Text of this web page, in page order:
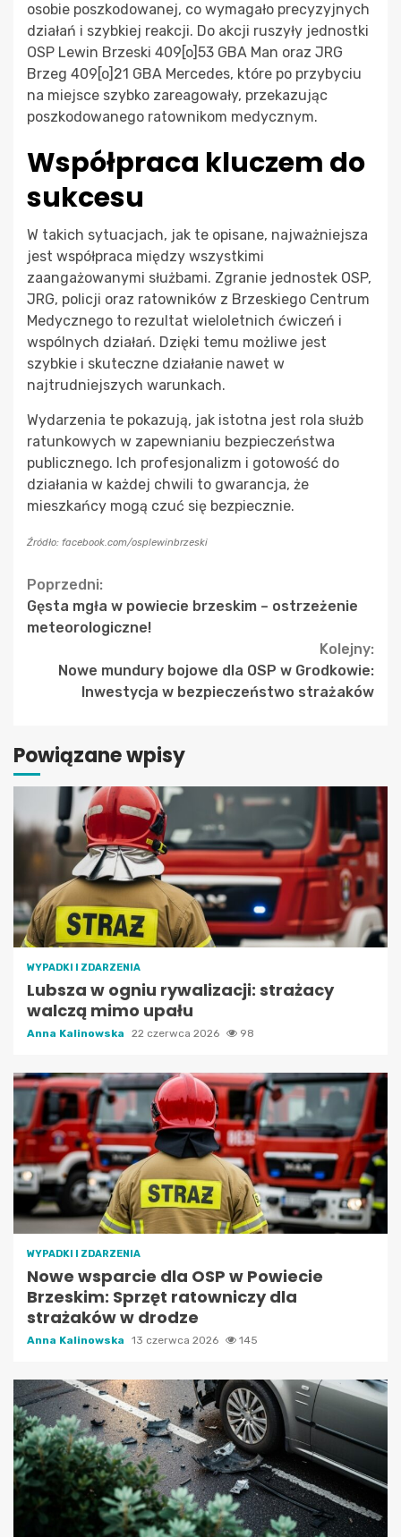
osobie poszkodowanej, co wymagało precyzyjnych
działań i szybkiej reakcji. Do akcji ruszyły jednostki
OSP Lewin Brzeski 409[o]53 GBA Man oraz JRG
Brzeg 409[o]21 GBA Mercedes, które po przybyciu
na miejsce szybko zareagowały, przekazując
poszkodowanego ratownikom medycznym.
Współpraca kluczem do
sukcesu
W takich sytuacjach, jak te opisane, najważniejsza
jest współpraca między wszystkimi
zaangażowanymi służbami. Zgranie jednostek OSP,
JRG, policji oraz ratowników z Brzeskiego Centrum
Medycznego to rezultat wieloletnich ćwiczeń i
wspólnych działań. Dzięki temu możliwe jest
szybkie i skuteczne działanie nawet w
najtrudniejszych warunkach.
Wydarzenia te pokazują, jak istotna jest rola służb
ratunkowych w zapewnianiu bezpieczeństwa
publicznego. Ich profesjonalizm i gotowość do
działania w każdej chwili to gwarancja, że
mieszkańcy mogą czuć się bezpiecznie.
Źródło: facebook.com/osplewinbrzeski
Continue
Reading
Poprzedni:
Gęsta mgła w powiecie brzeskim – ostrzeżenie
meteorologiczne!
Kolejny:
Nowe mundury bojowe dla OSP w Grodkowie:
Inwestycja w bezpieczeństwo strażaków
Powiązane wpisy
WYPADKI I ZDARZENIA
Lubsza w ogniu rywalizacji: strażacy
walczą mimo upału
Anna Kalinowska 22 czerwca 2026 98
WYPADKI I ZDARZENIA
Nowe wsparcie dla OSP w Powiecie
Brzeskim: Sprzęt ratowniczy dla
strażaków w drodze
Anna Kalinowska 13 czerwca 2026 145